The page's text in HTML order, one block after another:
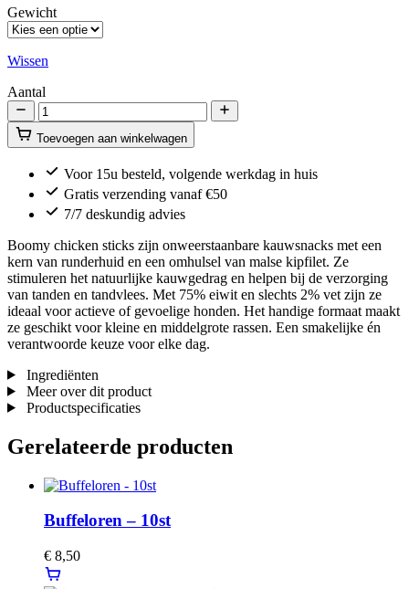
€ 14,99
Gewicht
Wissen
Aantal
Chicken
Sticks
-
aantal
Toevoegen aan winkelwagen
Voor 15u besteld, volgende werkdag in huis
Gratis verzending vanaf €50
7/7 deskundig advies
Boomy chicken sticks zijn onweerstaanbare kauwsnacks met een
kern van runderhuid en een omhulsel van malse kipfilet. Ze
stimuleren het natuurlijke kauwgedrag en helpen bij de verzorging
van tanden en tandvlees. Met 75% eiwit en slechts 2% vet zijn ze
ideaal voor actieve of gevoelige honden. Het handige formaat maakt
ze geschikt voor kleine en middelgrote rassen. Een smakelijke én
verantwoorde keuze voor elke dag.
Ingrediënten
Meer over dit product
Productspecificaties
Gerelateerde producten
Buffeloren – 10st
€ 8,50